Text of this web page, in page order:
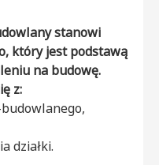
stanowi
który jest podstawą
na budowę.
z:
działki.